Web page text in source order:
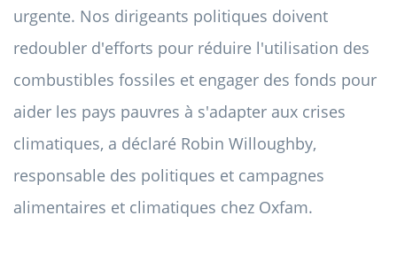
urgente. Nos dirigeants politiques doivent
redoubler d'efforts pour réduire l'utilisation des
combustibles fossiles et engager des fonds pour
aider les pays pauvres à s'adapter aux crises
climatiques, a déclaré Robin Willoughby,
responsable des politiques et campagnes
alimentaires et climatiques chez Oxfam.